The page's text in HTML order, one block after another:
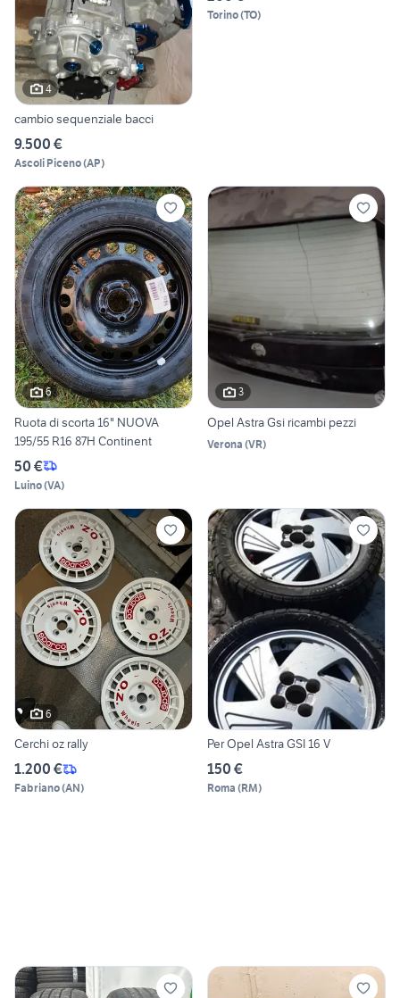
4
cambio sequenziale bacci
9.500 €
Ascoli Piceno(AP)
Torino(TO)
6
Ruota di scorta 16" NUOVA
195/55 R16 87H Continent
50 €
Luino(VA)
3
Opel Astra Gsi ricambi pezzi
Verona (VR)
6
Cerchi oz rally
1.200 €
Fabriano(AN)
Per Opel Astra GSI 16 V
150 €
Roma (RM)